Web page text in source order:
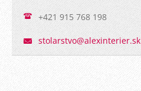
+421 915 768 198
stolarstvo@alexinterier.sk